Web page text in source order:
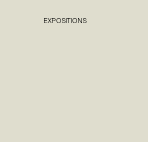
EXPOSITIONS